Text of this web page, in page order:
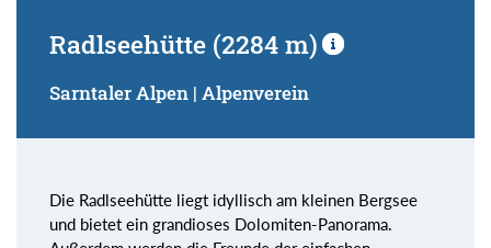
Radlseehütte (2284 m)
Sarntaler Alpen | Alpenverein
Die Radlseehütte liegt idyllisch am kleinen Bergsee
und bietet ein grandioses Dolomiten-Panorama.